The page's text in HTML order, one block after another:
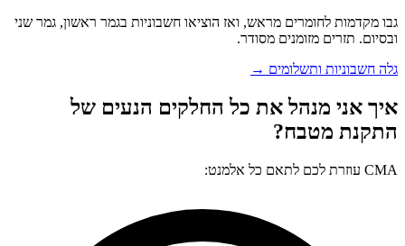
גבו מקדמות לחומרים מראש, ואז הוציאו חשבוניות בגמר ראשון, גמר שני
ובסיום. תזרים מזומנים מסודר.
גלה חשבוניות ותשלומים →
איך אני מנהל את כל החלקים הנעים של
התקנת מטבח?
CMA עוזרת לכם לתאם כל אלמנט: